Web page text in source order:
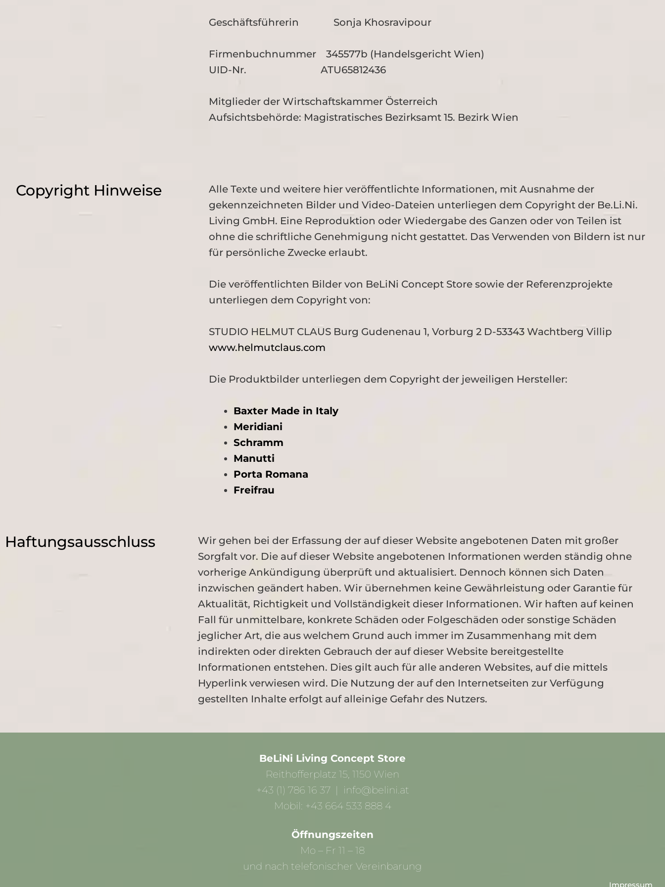
Geschäftsführerin Sonja Khosravipour
Firmenbuchnummer 345577b (Handelsgericht Wien)
UID-Nr. ATU65812436
Mitglieder der Wirtschaftskammer Österreich
Aufsichtsbehörde: Magistratisches Bezirksamt 15. Bezirk Wien
Copyright Hinweise
Alle Texte und weitere hier veröffentlichte Informationen, mit Ausnahme der
gekennzeichneten Bilder und Video-Dateien unterliegen dem Copyright der Be.Li.Ni.
Living GmbH. Eine Reproduktion oder Wiedergabe des Ganzen oder von Teilen ist
ohne die schriftliche Genehmigung nicht gestattet. Das Verwenden von Bildern ist nur
für persönliche Zwecke erlaubt.
Die veröffentlichten Bilder von BeLiNi Concept Store sowie der Referenzprojekte
unterliegen dem Copyright von:
STUDIO HELMUT CLAUS Burg Gudenenau 1, Vorburg 2 D-53343 Wachtberg Villip
www.helmutclaus.com
Die Produktbilder unterliegen dem Copyright der jeweiligen Hersteller:
Baxter Made in Italy
Meridiani
Schramm
Manutti
Porta Romana
Freifrau
Haftungsausschluss
Wir gehen bei der Erfassung der auf dieser Website angebotenen Daten mit großer
Sorgfalt vor. Die auf dieser Website angebotenen Informationen werden ständig ohne
vorherige Ankündigung überprüft und aktualisiert. Dennoch können sich Daten
inzwischen geändert haben. Wir übernehmen keine Gewährleistung oder Garantie für
Aktualität, Richtigkeit und Vollständigkeit dieser Informationen. Wir haften auf keinen
Fall für unmittelbare, konkrete Schäden oder Folgeschäden oder sonstige Schäden
jeglicher Art, die aus welchem Grund auch immer im Zusammenhang mit dem
indirekten oder direkten Gebrauch der auf dieser Website bereitgestellte
Informationen entstehen. Dies gilt auch für alle anderen Websites, auf die mittels
Hyperlink verwiesen wird. Die Nutzung der auf den Internetseiten zur Verfügung
gestellten Inhalte erfolgt auf alleinige Gefahr des Nutzers.
BeLiNi Living Concept Store
Reithofferplatz 15, 1150 Wien
+43 (1) 786 16 37 | info@belini.at
Mobil: +43 664 533 888 4
Öffnungszeiten
Mo – Fr 11 – 18
und nach telefonischer Vereinbarung
Impressum